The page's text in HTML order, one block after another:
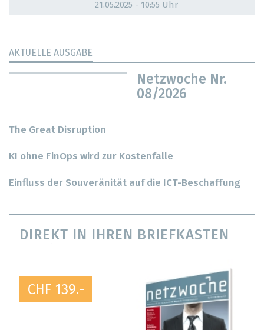
21.05.2025 - 10:55 Uhr
AKTUELLE AUSGABE
Netzwoche Nr.
08/2026
The Great Disruption
KI ohne FinOps wird zur Kostenfalle
Einfluss der Souveränität auf die ICT-Beschaffung
DIREKT IN IHREN BRIEFKASTEN
CHF 139.-